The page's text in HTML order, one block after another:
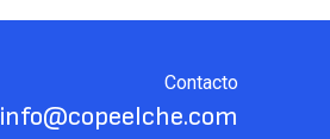
Contacto
info@copeelche.com